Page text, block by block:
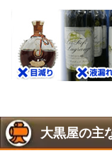
大黒屋の主